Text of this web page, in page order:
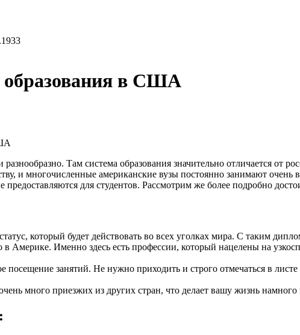
образования в США
Там система образования значительно отличается от
и многочисленные американские вузы постоянно занимают
для студентов. Рассмотрим же более подробно
который будет действовать во всех уголках мира. С таким
в Америке. Именно здесь есть профессии, который нацелены на
занятий. Не нужно приходить и строго отмечаться в
много приезжих из других стран, что делает вашу жизнь намного